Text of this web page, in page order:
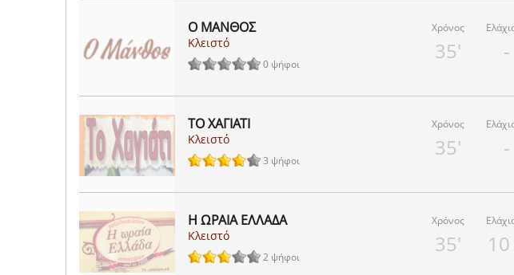
Ο ΜΑΝΘΟΣ
Κλειστό
0 ψήφοι
Χρόνος
35' -
ΤΟ ΧΑΓΙΑΤΙ
Κλειστό
3 ψήφοι
Χρόνος
35' -
Η ΩΡΑΙΑ ΕΛΛΑΔΑ
Κλειστό
2 ψήφοι
Χρόνος
35'